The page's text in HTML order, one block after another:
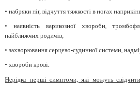
• набряки ніг, відчуття тяжкості в ногах
• наявність варикозної хвороби,
найближчих родичів;
• захворювання серцево-судинної системи,
• хвороби крові.
Нерідко перші симптоми, які можуть